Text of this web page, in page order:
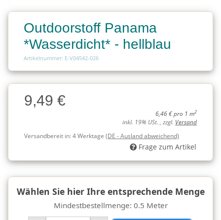
Outdoorstoff Panama
*Wasserdicht* - hellblau
Artikelnummer: E-V04542-026
Charge
Charge9,49 €
6,46 € pro 1 m2
inkl. 19% USt. , zzgl. Versand
Versandbereit in:4 Werktage (DE - Ausland abweichend)
Frage zum Artikel
Wählen Sie hier Ihre entsprechende Menge
Mindestbestellmenge: 0.5 Meter